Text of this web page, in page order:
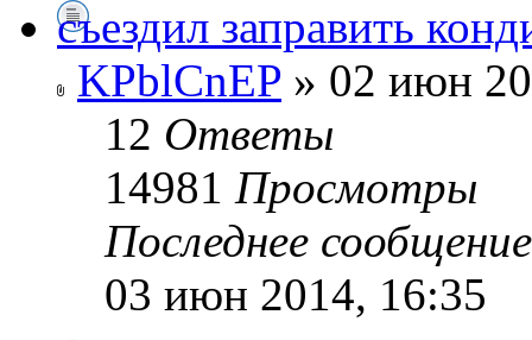
съездил заправить
KPblCnEP » 02 июн
12 Ответы
14981 Просмотры
Последнее
03 июн 2014, 16:35